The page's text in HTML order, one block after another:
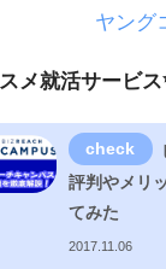
ヤング
メ就活サービス
評判やメリ
てみた
2017.11.06